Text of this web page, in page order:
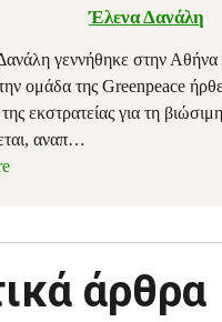
Έλενα Δανάλη
γεννήθηκε στην Αθήνα
ομάδα της Greenpeace
εκστρατείας για τη
αναπ…
άρθρα